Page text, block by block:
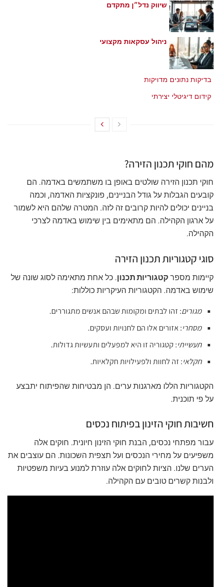
שיווק נדל״ן מתקדם
ניהול עסקאות מקצועי
בדיקות נתונים מדויקות
קידום דיגיטלי יצירתי
מהם חוקי תכנון הזירה?
חוקי תכנון הזירה שולטים באופן בו משתמשים באדמה. הם
קובעים הגבלות על גודל הבניינים, פונקציות האדמה, וכמה
בניינים יכולים להיות קרובים זה לזה. המטרה שלהם היא לשמור
על ארגון הקהילה. הם מתאימים בין שימוש באדמה לצרכי
הקהילה.
סוגי קטגוריות תכנון הזירה
קיימות מספרקטגוריות תכנון. כל אחת מתאימה לסוג שונה של
שימוש באדמה. הקטגוריות העיקריות כוללות:
מגורים: זהו לבתים ומקומות שבהם אנשים מתגוררים.
מסחרי: אזורים אלו הם לחנויות ועסקים.
תעשייתי: קטגוריה זו היא למפעלים ותעשיות גדולות.
חקלאי: זה לחוות ולפעילויות חקלאיות.
הקטגוריות הללו מארגנות ערים. הן מבטיחות שהפיתוח יתבצע
על פי תוכנית.
חשיבות חוקי הזינון בפיתוח נכסים
עבור מפתחי נכסים, הבנת חוקי הזינון חיונית. חוקים אלה
משפיעים על מחירי הנכסים ועל תצפית השכונות. הם עוצבים את
הערים שלנו. הציות לחוקים אלה עוזרת למנוע בעיות משפטיות
ולבנות קשרים טובים עם הקהילה.